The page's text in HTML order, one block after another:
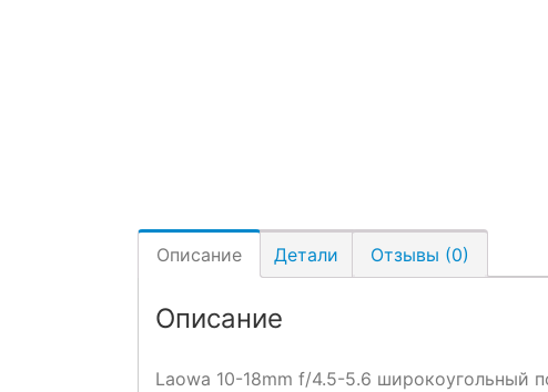
Описание Детали Отзывы (0)
Описание
Laowa 10-18mm f/4.5-5.6 широкоугольный